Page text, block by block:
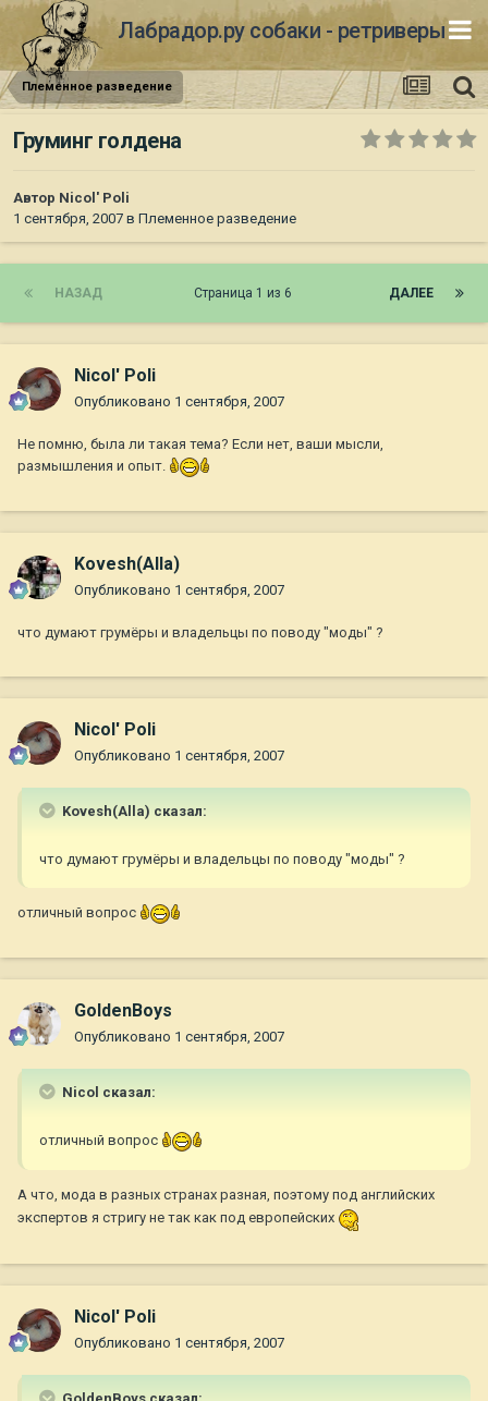
Лабрадор.ру собаки - ретриверы
Племенное разведение
Груминг голдена
Автор Nicol' Poli
1 сентября, 2007 в Племенное разведение
НАЗАД ДАЛЕЕ
Страница 1 из 6
Nicol' Poli
Опубликовано 1 сентября, 2007
Не помню, была ли такая тема? Если нет, ваши мысли,
размышления и опыт.
Kovesh(Alla)
Опубликовано 1 сентября, 2007
что думают грумёры и владельцы по поводу "моды" ?
Nicol' Poli
Опубликовано 1 сентября, 2007
Kovesh(Alla) сказал:
что думают грумёры и владельцы по поводу "моды" ?
отличный вопрос
GoldenBoys
Опубликовано 1 сентября, 2007
Nicol сказал:
отличный вопрос
А что, мода в разных странах разная, поэтому под английских
экспертов я стригу не так как под европейских
Nicol' Poli
Опубликовано 1 сентября, 2007